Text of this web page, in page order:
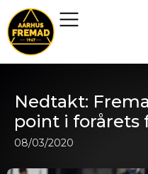
Nedtakt:
point i forårets
08/03/2020